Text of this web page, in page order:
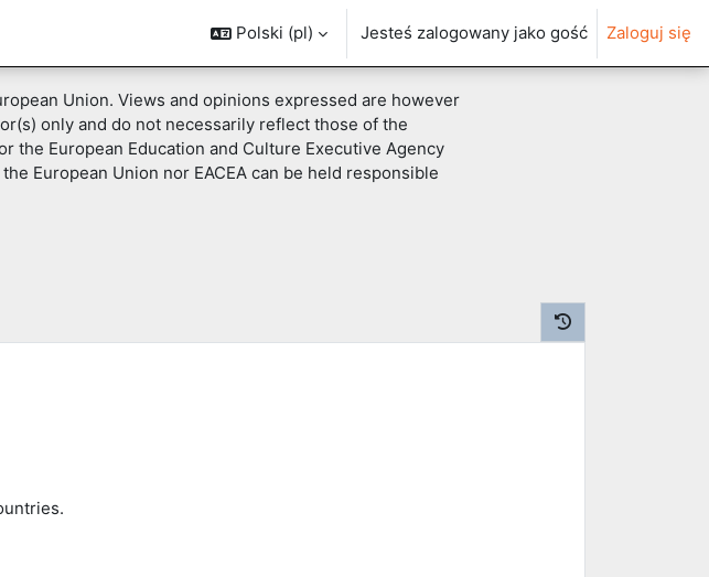
Union. Views and opinions expressed are however
only and do not necessarily reflect those of the
the European Education and Culture Executive Agency
the European Union nor EACEA can be held responsible
Polski ‎(pl)‎ Jesteś zalogowany jako gość Zaloguj się